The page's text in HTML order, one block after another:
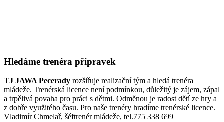
Hledáme trenéra přípravek
TJ JAWA Pecerady rozšiřuje realizační tým a hledá trenéra
mládeže. Trenérská licence není podmínkou, důležitý je zájem, zápal
a trpělivá povaha pro práci s dětmi. Odměnou je radost dětí ze hry a
z dobře využitého času. Pro naše trenéry hradíme trenérské licence.
Vladimír Chmelař, šéftrenér mládeže, tel.775 338 699